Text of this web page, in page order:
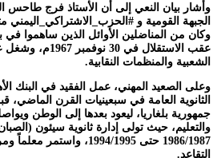
وأشار بيان النعي إلى أن الأستاذ فرج
الجبهة القومية و #الحزب_الاشتراكي_اليمني
وكان من المناضلين الأوائل الذين ساهموا في
عقب الاستقلال في
الشعبية والمنظمات النقابية.
وعلى الصعيد المهني، عمل الفقيد في البنك
الثانوية العامة في سبعينيات القرن
جمهورية بلغاريا، ليعود بعدها إلى الوطن
والتعليم، حيث تولى إدارة ثانوية سيئون
1986/1987 حتى 1994/1995،
التقاعد.